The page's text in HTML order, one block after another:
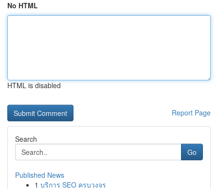
No HTML
HTML is disabled
Report Page
Search
Go
Published News
1 บริการ SEO ครบวงจร